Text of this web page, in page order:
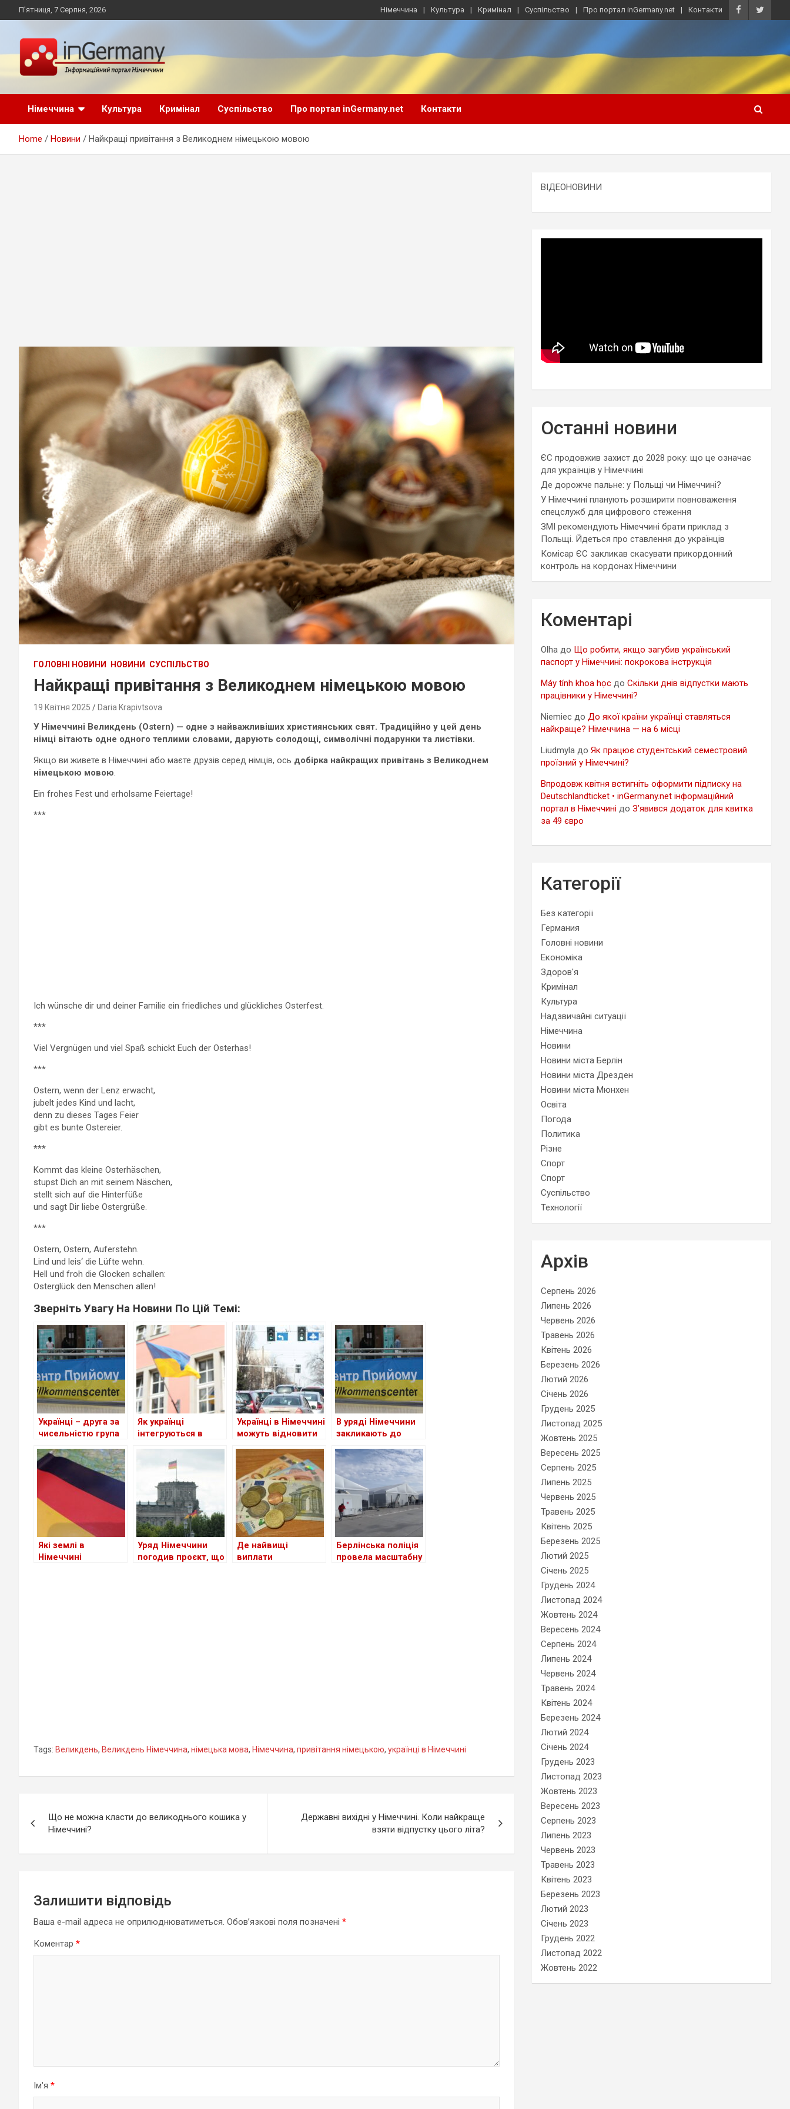
to
П’ятниця, 7 Серпня, 2026 Німеччина Культура Кримінал Суспільство Про портал inGermany.net Контакти
inGermany.net
інформаційний
портал в Німеччині
Німеччини, українці в Німеччині
Німеччина
Культура Кримінал Суспільство Про портал inGermany.net Контакти
Home Новини Найкращі привітання з Великоднем німецькою мовою
ГОЛОВНІ НОВИНИ НОВИНИ СУСПІЛЬСТВО
Найкращі привітання з Великоднем німецькою мовою
19 Квітня 2025 Daria Krapivtsova
У Німеччині Великдень (Ostern) — одне з найважливіших християнських свят. Традиційно у цей день
німці вітають одне одного теплими словами, дарують солодощі, символічні подарунки та листівки.
Якщо ви живете в Німеччині або маєте друзів серед німців, ось добірка найкращих привітань з Великоднем
німецькою мовою.
Ein frohes Fest und erholsame Feiertage!
***
Ich wünsche dir und deiner Familie ein friedliches und glückliches Osterfest.
***
Viel Vergnügen und viel Spaß schickt Euch der Osterhas!
***
Ostern, wenn der Lenz erwacht,
jubelt jedes Kind und lacht,
denn zu dieses Tages Feier
gibt es bunte Ostereier.​
***
Kommt das kleine Osterhäschen,
stupst Dich an mit seinem Näschen,
stellt sich auf die Hinterfüße
und sagt Dir liebe Ostergrüße.​
***
Ostern, Ostern, Auferstehn.
Lind und leis‘ die Lüfte wehn.
Hell und froh die Glocken schallen:
Osterglück den Menschen allen!
Зверніть Увагу На Новини По Цій Темі:
Українці – друга за
чисельністю група
Як українці
інтегруються в
Українці в Німеччині
можуть відновити
посвідчення водія
В уряді Німеччини
закликають до
для шукачів
притулку: чи
стосується це
українців?
Які землі в
Німеччині
Уряд Німеччини
погодив проєкт, що
Де найвищі
виплати
Берлінська поліція
провела масштабну
Tags: Великдень, Великдень Німеччина, німецька мова, Німеччина, привітання німецькою, українці в Німеччині
записів
Що не можна класти до великоднього кошика у
Німеччині?
Державні вихідні у Німеччині. Коли найкраще
взяти відпустку цього літа?
Залишити відповідь
Ваша e-mail адреса не оприлюднюватиметься. Обов’язкові поля позначені *
Коментар *
Ім'я *
ВІДЕОНОВИНИ
Останні новини
ЄС продовжив захист до 2028 року: що це означає
для українців у Німеччині
Де дорожче пальне: у Польщі чи Німеччині?
У Німеччині планують розширити повноваження
спецслужб для цифрового стеження
ЗМІ рекомендують Німеччині брати приклад з
Польщі. Йдеться про ставлення до українців
Комісар ЄС закликав скасувати прикордонний
контроль на кордонах Німеччини
Коментарі
Olha до Що робити, якщо загубив український
паспорт у Німеччині: покрокова інструкція
Máy tính khoa học доСкільки днів відпустки мають
працівники у Німеччині?
Niemiec доДо якої країни українці ставляться
найкраще? Німеччина — на 6 місці
Liudmyla доЯк працює студентський семестровий
проїзний у Німеччині?
Впродовж квітня встигніть оформити підписку на
Deutschlandticket • inGermany.net інформаційний
портал в Німеччині доЗ’явився додаток для квитка
за 49 євро
Категорії
Без категорії
Германия
Головні новини
Економіка
Здоров'я
Кримінал
Культура
Надзвичайні ситуації
Німеччина
Новини
Новини міста Берлін
Новини міста Дрезден
Новини міста Мюнхен
Освіта
Погода
Политика
Різне
Спорт
Спорт
Суспільство
Технології
Архів
Серпень 2026
Липень 2026
Червень 2026
Травень 2026
Квітень 2026
Березень 2026
Лютий 2026
Січень 2026
Грудень 2025
Листопад 2025
Жовтень 2025
Вересень 2025
Серпень 2025
Липень 2025
Червень 2025
Травень 2025
Квітень 2025
Березень 2025
Лютий 2025
Січень 2025
Грудень 2024
Листопад 2024
Жовтень 2024
Вересень 2024
Серпень 2024
Липень 2024
Червень 2024
Травень 2024
Квітень 2024
Березень 2024
Лютий 2024
Січень 2024
Грудень 2023
Листопад 2023
Жовтень 2023
Вересень 2023
Серпень 2023
Липень 2023
Червень 2023
Травень 2023
Квітень 2023
Березень 2023
Лютий 2023
Січень 2023
Грудень 2022
Листопад 2022
Жовтень 2022